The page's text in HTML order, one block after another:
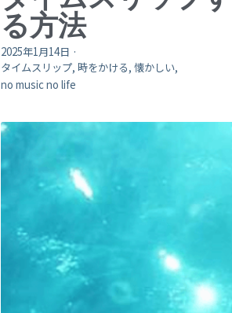
る方法
2025年1月14日 ·
タイムスリップ, 時をかける, 懐かしい,
no music no life